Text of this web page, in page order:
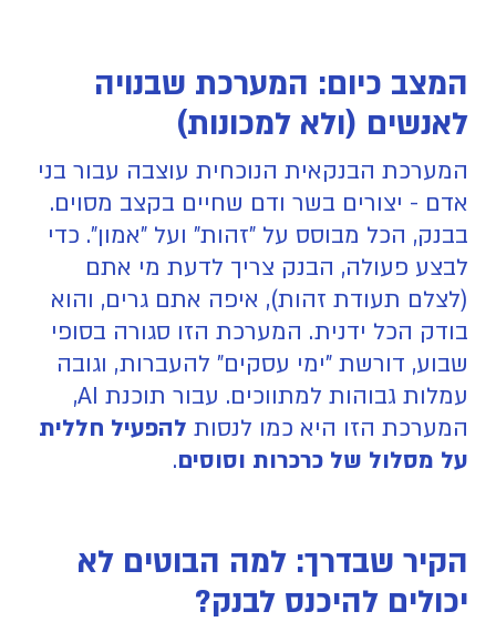
המצב כיום: המערכת שבנויה
לאנשים (ולא למכונות)
המערכת הבנקאית הנוכחית עוצבה עבור בני
אדם - יצורים בשר ודם שחיים בקצב מסוים.
בבנק, הכל מבוסס על "זהות" ועל "אמון". כדי
לבצע פעולה, הבנק צריך לדעת מי אתם
(לצלם תעודת זהות), איפה אתם גרים, והוא
בודק הכל ידנית. המערכת הזו סגורה בסופי
שבוע, דורשת "ימי עסקים" להעברות, וגובה
עמלות גבוהות למתווכים. עבור תוכנת AI,
המערכת הזו היא כמו לנסות להפעיל חללית
על מסלול של כרכרות וסוסים.
הקיר שבדרך: למה הבוטים לא
יכולים להיכנס לבנק?